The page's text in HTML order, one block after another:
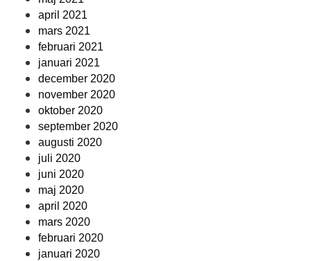
april 2021
mars 2021
februari 2021
januari 2021
december 2020
november 2020
oktober 2020
september 2020
augusti 2020
juli 2020
juni 2020
maj 2020
april 2020
mars 2020
februari 2020
januari 2020